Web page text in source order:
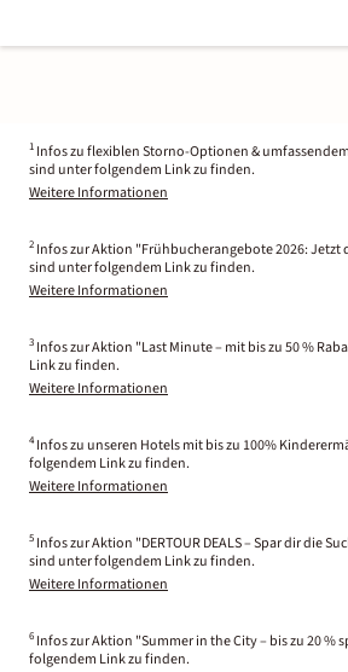
1 Infos zu flexiblen Storno-Optionen &
sind unter folgendem Link zu finden.
Weitere Informationen
2 Infos zur Aktion "Frühbucherangebote 2026: Jetzt
sind unter folgendem Link zu finden.
Weitere Informationen
3 Infos zur Aktion "Last Minute – mit bis zu 50 %
Link zu finden.
Weitere Informationen
4 Infos zu unseren Hotels mit bis zu 100%
folgendem Link zu finden.
Weitere Informationen
5 Infos zur Aktion "DERTOUR DEALS – Spar dir die
sind unter folgendem Link zu finden.
Weitere Informationen
6 Infos zur Aktion "Summer in the City – bis zu 20 %
folgendem Link zu finden.